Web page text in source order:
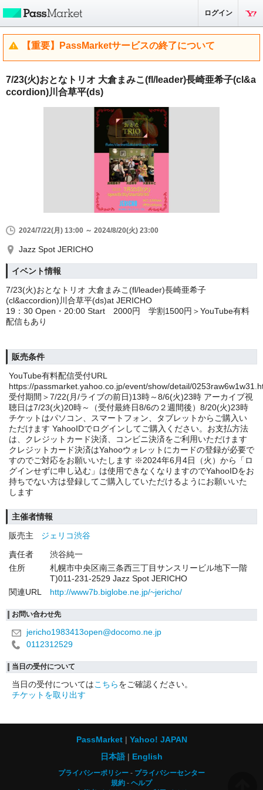
ログイン
【重要】PassMarketサービスの終了について
7/23(火)おとなトリオ 大倉まみこ(fl/leader)長崎亜希子(cl&a
ccordion)川合草平(ds)
2024/7/22(月) 13:00 ～ 2024/8/20(火) 23:00
Jazz Spot JERICHO
イベント情報
7/23(火)おとなトリオ 大倉まみこ(fl/leader)長崎亜希子
(cl&accordion)川合草平(ds)at JERICHO
19：30 Open・20:00 Start 2000円 学割1500円＞YouTube有料
配信もあり
販売条件
YouTube有料配信受付URL
https://passmarket.yahoo.co.jp/event/show/detail/
受付期間＞7/22(月/ライブの前日)13時～8/6(火)23時 アーカイブ視
聴日は7/23(火)20時～（受付最終日8/6の２週間後）8/20(火)23時
チケットはパソコン、スマートフォン、タブレットからご購入い
ただけます YahooIDでログインしてご購入ください。お支払方法
は、クレジットカード決済、コンビニ決済をご利用いただけます
クレジットカード決済はYahooウォレットにカードの登録が必要で
すのでご対応をお願いいたします ※2024年6月4日（火）から「ロ
グインせずに申し込む」は使用できなくなりますのでYahooIDをお
持ちでない方は登録してご購入していただけるようにお願いいた
します
主催者情報
販売主
ジェリコ渋谷
責任者
渋谷純一
住所
札幌市中央区南三条西三丁目サンスリービル地下一階
T)011-231-2529 Jazz Spot JERICHO
関連URL
http://www7b.biglobe.ne.jp/~jericho/
お問い合わせ先
jericho1983413open@docomo.ne.jp
0112312529
当日の受付について
当日の受付についてはこちらをご確認ください。
チケットを取り出す
PassMarket
Yahoo! JAPAN
日本語
English
プライバシーポリシー
プライバシーセンター
規約
ヘルプ